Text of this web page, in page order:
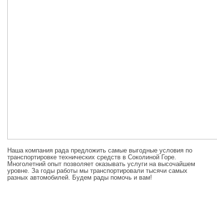
Наша компания рада предложить самые выгодные условия по
транспортировке технических средств в Соколиной Горе.
Многолетний опыт позволяет оказывать услуги на высочайшем
уровне. За годы работы мы транспортировали тысячи самых
разных автомобилей. Будем рады помочь и вам!